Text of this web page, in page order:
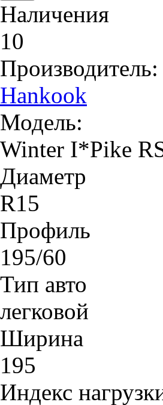
Наличения
10
Производитель:
Hankook
Модель:
Winter I*Pike
Диаметр
R15
Профиль
195/60
Тип авто
легковой
Ширина
195
Индекс